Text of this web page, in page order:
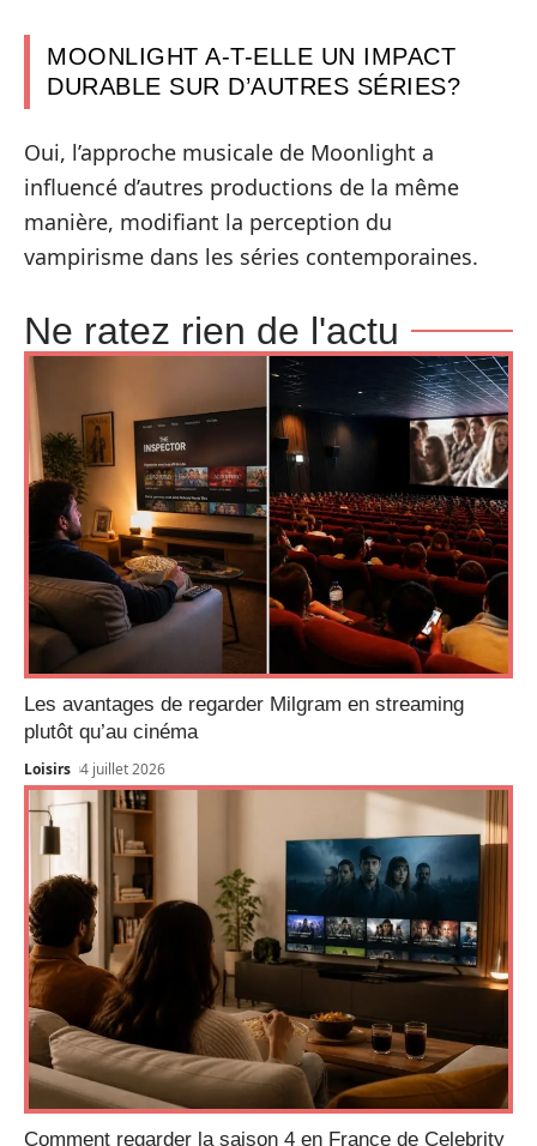
MOONLIGHT A-T-ELLE UN IMPACT
DURABLE SUR D’AUTRES SÉRIES?
Oui, l’approche musicale de Moonlight a
influencé d’autres productions de la même
manière, modifiant la perception du
vampirisme dans les séries contemporaines.
Ne ratez rien de l'actu
Les avantages de regarder Milgram en streaming
plutôt qu’au cinéma
Loisirs 4 juillet 2026
Comment regarder la saison 4 en France de Celebrity